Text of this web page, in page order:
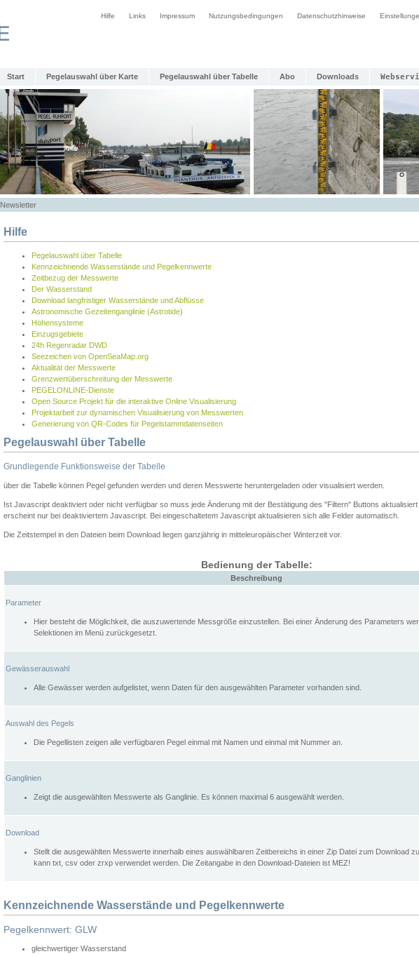
Hilfe Links Impressum Nutzungsbedingungen Datenschutzhinweise
Start Pegelauswahl über Karte Pegelauswahl über Tabelle Abo Downloads
Newsletter
Hilfe
Pegelauswahl über Tabelle
Kennzeichnende Wasserstände und Pegelkennwerte
Zeitbezug der Messwerte
Der Wasserstand
Download langfristiger Wasserstände und Abflüsse
Astronomische Gezeitenganglinie (Astrotide)
Höhensysteme
Einzugsgebiete
24h Regenradar DWD
Seezeichen von OpenSeaMap.org
Aktualität der Messwerte
Grenzwertüberschreitung der Messwerte
PEGELONLINE-Dienste
Open Source Projekt für die interaktive Online Visualisierung
Projektarbeit zur dynamischen Visualisierung von Messwerten
Generierung von QR-Codes für Pegelstammdatenseiten
Pegelauswahl über Tabelle
Grundlegende Funktionsweise der Tabelle
über die Tabelle können Pegel gefunden werden und deren Messwerte heruntergeladen oder visualisiert werden.
Ist Javascript deaktiviert oder nicht verfügbar so muss jede Änderung mit der Bestätigung des "Filtern" Buttons
erscheint nur bei deaktiviertem Javascript. Bei eingeschaltetem Javascript aktualisieren sich alle Felder automatisch.
Die Zeitstempel in den Dateien beim Download liegen ganzjährig in mitteleuropäischer Winterzeit vor.
Bedienung der Tabelle:
Beschreibung
Parameter
Hier besteht die Möglichkeit, die auszuwertende Messgröße einzustellen. Bei einer Änderung des Parameters
Selektionen im Menü zurückgesetzt.
Gewässerauswahl
Alle Gewässer werden aufgelistet, wenn Daten für den ausgewählten Parameter vorhanden sind.
Auswahl des Pegels
Die Pegellisten zeigen alle verfügbaren Pegel einmal mit Namen und einmal mit Nummer an.
Ganglinien
Zeigt die ausgewählten Messwerte als Ganglinie. Es können maximal 6 ausgewählt werden.
Download
Stellt die ausgewählten Messwerte innerhalb eines auswählbaren Zeitbereichs in einer Zip Datei zum Download
kann txt, csv oder zrxp verwendet werden. Die Zeitangabe in den Download-Dateien ist MEZ!
Kennzeichnende Wasserstände und Pegelkennwerte
Pegelkennwert: GLW
gleichwertiger Wasserstand